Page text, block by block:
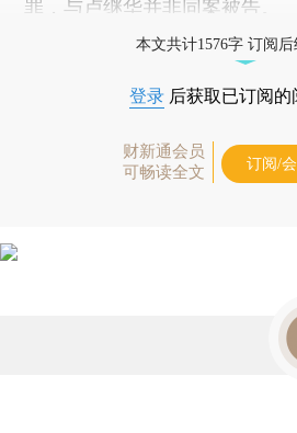
罪，与卢继华并非同案被告。
本文共计1576字 订阅
登录 后获取已订阅的
财新通会员
可畅读全文
订阅/